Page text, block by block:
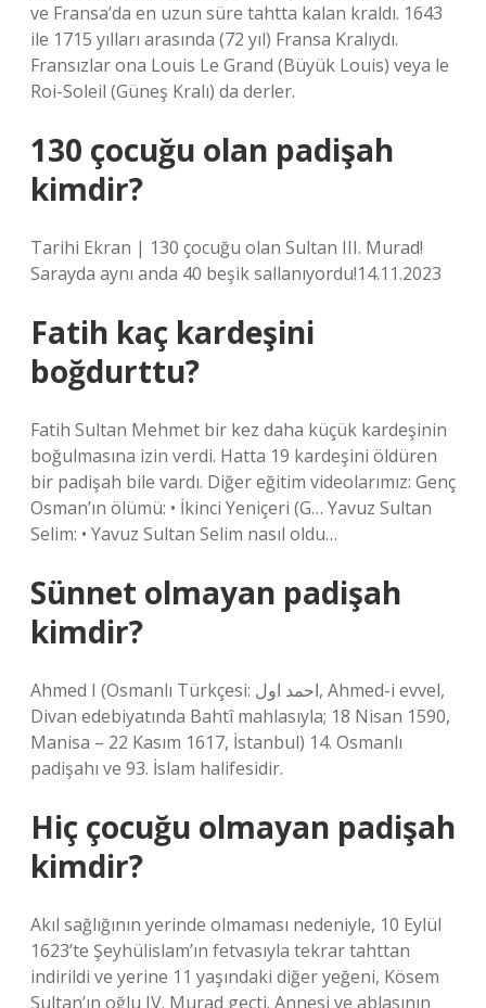
ve Fransa’da en uzun süre tahtta kalan kraldı. 1643
ile 1715 yılları arasında (72 yıl) Fransa Kralıydı.
Fransızlar ona Louis Le Grand (Büyük Louis) veya le
Roi-Soleil (Güneş Kralı) da derler.
130 çocuğu olan padişah
kimdir?
Tarihi Ekran | 130 çocuğu olan Sultan III. Murad!
Sarayda aynı anda 40 beşik sallanıyordu!14.11.2023
Fatih kaç kardeşini
boğdurttu?
Fatih Sultan Mehmet bir kez daha küçük kardeşinin
boğulmasına izin verdi. Hatta 19 kardeşini öldüren
bir padişah bile vardı. Diğer eğitim videolarımız: Genç
Osman’ın ölümü: • İkinci Yeniçeri (G… Yavuz Sultan
Selim: • Yavuz Sultan Selim nasıl oldu…
Sünnet olmayan padişah
kimdir?
Ahmed I (Osmanlı Türkçesi: احمد اول, Ahmed-i evvel,
Divan edebiyatında Bahtî mahlasıyla; 18 Nisan 1590,
Manisa – 22 Kasım 1617, İstanbul) 14. Osmanlı
padişahı ve 93. İslam halifesidir.
Hiç çocuğu olmayan padişah
kimdir?
Akıl sağlığının yerinde olmaması nedeniyle, 10 Eylül
1623’te Şeyhülislam’ın fetvasıyla tekrar tahttan
indirildi ve yerine 11 yaşındaki diğer yeğeni, Kösem
Sultan’ın oğlu IV. Murad geçti. Annesi ve ablasının